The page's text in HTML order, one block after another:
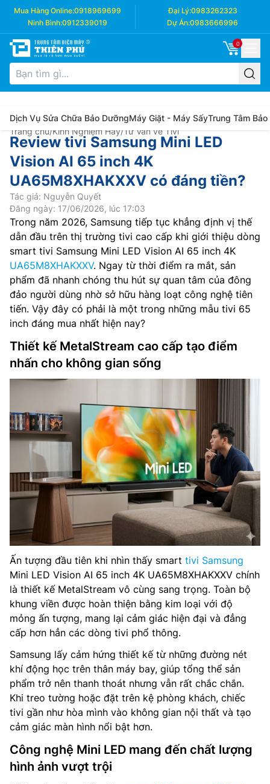
Mua Hàng Online:0918969699 Đại Lý:0983262323
Ninh Bình:0912339019 Dự Án:0983666996
0
Dịch Vụ Sửa Chữa Bảo DưỡngMáy Giặt - Máy SấyTrung Tâm Bảo
Trang chủ/Kinh Nghiệm Hay/Tư Vấn về Tivi
Review tivi Samsung Mini LED
Vision AI 65 inch 4K
UA65M8XHAKXXV có đáng tiền?
Tác giả: Nguyễn Quyết
Đăng ngày: 17/06/2026, lúc 17:03
Trong năm 2026, Samsung tiếp tục khẳng định vị thế
dẫn đầu trên thị trường tivi cao cấp khi giới thiệu dòng
smart tivi Samsung Mini LED Vision AI 65 inch 4K
UA65M8XHAKXXV. Ngay từ thời điểm ra mắt, sản
phẩm đã nhanh chóng thu hút sự quan tâm của đông
đảo người dùng nhờ sở hữu hàng loạt công nghệ tiên
tiến. Vậy đây có phải là một trong những mẫu tivi 65
inch đáng mua nhất hiện nay?
Thiết kế MetalStream cao cấp tạo điểm
nhấn cho không gian sống
Ấn tượng đầu tiên khi nhìn thấy smart tivi Samsung
Mini LED Vision AI 65 inch 4K UA65M8XHAKXXV chính
là thiết kế MetalStream vô cùng sang trọng. Toàn bộ
khung viền được hoàn thiện bằng kim loại với độ
mỏng ấn tượng, mang lại cảm giác hiện đại và đẳng
cấp hơn hẳn các dòng tivi phổ thông.
Samsung lấy cảm hứng thiết kế từ những đường nét
khí động học trên thân máy bay, giúp tổng thể sản
phẩm trở nên thanh thoát nhưng vẫn rất chắc chắn.
Khi treo tường hoặc đặt trên kệ phòng khách, chiếc
tivi gần như hòa mình vào không gian nội thất và tạo
cảm giác màn hình nổi bật hơn.
Công nghệ Mini LED mang đến chất lượng
hình ảnh vượt trội